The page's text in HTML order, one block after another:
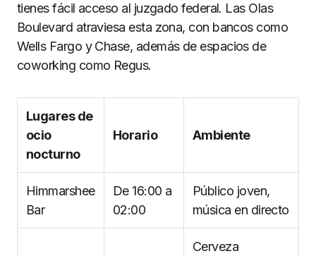
tienes fácil acceso al juzgado federal. Las Olas
Boulevard atraviesa esta zona, con bancos como
Wells Fargo y Chase, además de espacios de
coworking como Regus.
Lugares de
ocio
nocturno
Horario Ambiente
Himmarshee
Bar
De 16:00 a
02:00
Público joven,
música en directo
Cerveza